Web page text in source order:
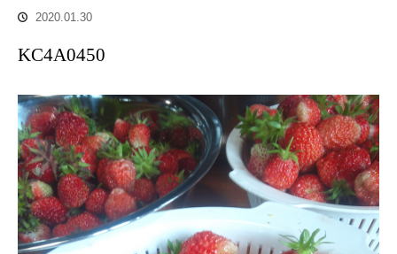
2020.01.30
KC4A0450